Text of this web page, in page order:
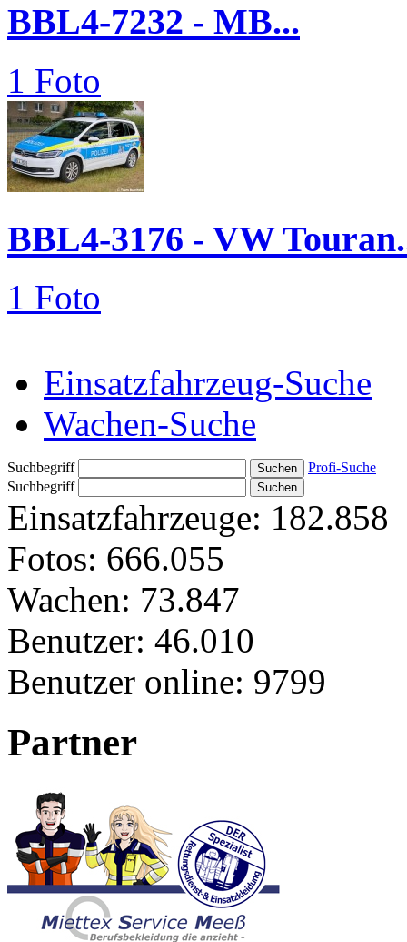
BBL4-7232 - MB...
1 Foto
BBL4-3176 - VW
1 Foto
Einsatzfahrzeug-Suche
Wachen-Suche
Suchbegriff
Profi-Suche
Suchbegriff
Einsatzfahrzeuge: 182.858
Fotos: 666.055
Wachen: 73.847
Benutzer: 46.010
Benutzer online: 9799
Partner